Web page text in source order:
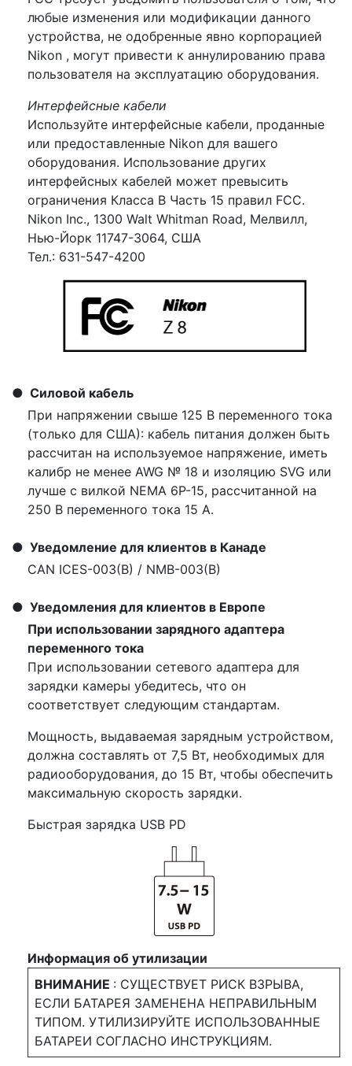
любые изменения или модификации данного
устройства, не одобренные явно корпорацией
Nikon , могут привести к аннулированию права
пользователя на эксплуатацию оборудования.
Интерфейсные кабели
Используйте интерфейсные кабели, проданные
или предоставленные Nikon для вашего
оборудования. Использование других
интерфейсных кабелей может превысить
ограничения Класса B Часть 15 правил FCC.
Nikon Inc., 1300 Walt Whitman Road, Мелвилл,
Нью-Йорк 11747-3064, США
Тел.: 631-547-4200
Силовой кабель
При напряжении свыше 125 В переменного тока
(только для США): кабель питания должен быть
рассчитан на используемое напряжение, иметь
калибр не менее AWG № 18 и изоляцию SVG или
лучше с вилкой NEMA 6P-15, рассчитанной на
250 В переменного тока 15 А.
Уведомление для клиентов в Канаде
CAN ICES-003(B) / NMB-003(B)
Уведомления для клиентов в Европе
При использовании зарядного адаптера
переменного тока
При использовании сетевого адаптера для
зарядки камеры убедитесь, что он
соответствует следующим стандартам.
Мощность, выдаваемая зарядным устройством,
должна составлять от 7,5 Вт, необходимых для
радиооборудования, до 15 Вт, чтобы обеспечить
максимальную скорость зарядки.
Быстрая зарядка USB PD
Информация об утилизации
ВНИМАНИЕ : СУЩЕСТВУЕТ РИСК ВЗРЫВА,
ЕСЛИ БАТАРЕЯ ЗАМЕНЕНА НЕПРАВИЛЬНЫМ
ТИПОМ. УТИЛИЗИРУЙТЕ ИСПОЛЬЗОВАННЫЕ
БАТАРЕИ СОГЛАСНО ИНСТРУКЦИЯМ.